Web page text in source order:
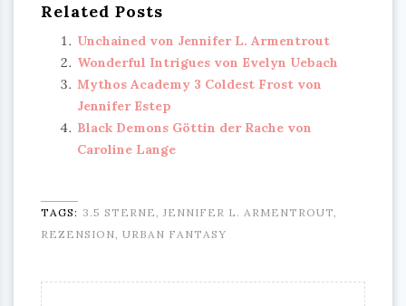
Related Posts
Unchained von Jennifer L. Armentrout
Wonderful Intrigues von Evelyn Uebach
Mythos Academy 3 Coldest Frost von
Jennifer Estep
Black Demons Göttin der Rache von
Caroline Lange
TAGS: 3.5 STERNE, JENNIFER L. ARMENTROUT,
REZENSION, URBAN FANTASY